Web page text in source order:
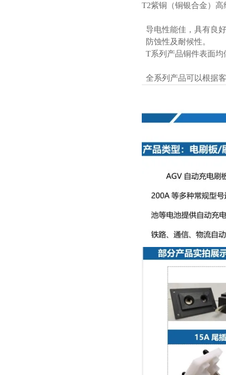
T2紫铜（铜银合金）
导电性能佳，具有良
防蚀性及耐候性。
T系列产品铜件表面均
全系列产品可以根据